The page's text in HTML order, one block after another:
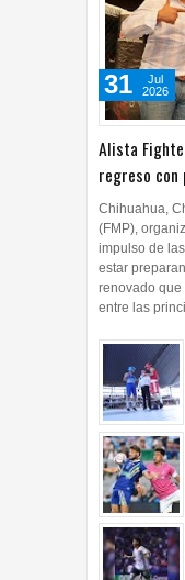
Alista
regreso con
31
Jul
2026
(FMP),
impulso de
estar
renovado que
entre las